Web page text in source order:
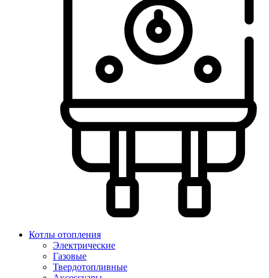
Котлы отопления
Электрические
Газовые
Твердотопливные